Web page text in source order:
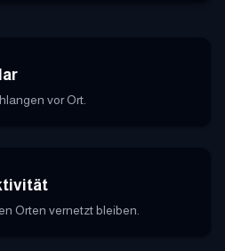
vor Ort.
Orten vernetzt bleiben.